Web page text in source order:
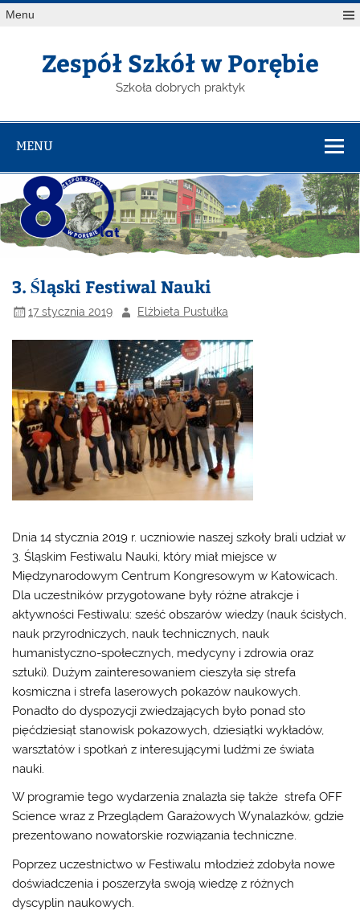
Menu
Zespół Szkół w Porębie
Szkoła dobrych praktyk
MENU
3. Śląski Festiwal Nauki
17 stycznia 2019 Elżbieta Pustułka
Dnia 14 stycznia 2019 r. uczniowie naszej szkoły brali udział w
3. Śląskim Festiwalu Nauki, który miał miejsce w
Międzynarodowym Centrum Kongresowym w Katowicach.
Dla uczestników przygotowane były różne atrakcje i
aktywności Festiwalu: sześć obszarów wiedzy (nauk ścisłych,
nauk przyrodniczych, nauk technicznych, nauk
humanistyczno-społecznych, medycyny i zdrowia oraz
sztuki). Dużym zainteresowaniem cieszyła się strefa
kosmiczna i strefa laserowych pokazów naukowych.
Ponadto do dyspozycji zwiedzających było ponad sto
pięćdziesiąt stanowisk pokazowych, dziesiątki wykładów,
warsztatów i spotkań z interesującymi ludźmi ze świata
nauki.
W programie tego wydarzenia znalazła się także strefa OFF
Science wraz z Przeglądem Garażowych Wynalazków, gdzie
prezentowano nowatorskie rozwiązania techniczne.
Poprzez uczestnictwo w Festiwalu młodzież zdobyła nowe
doświadczenia i poszerzyła swoją wiedzę z różnych
dyscyplin naukowych.